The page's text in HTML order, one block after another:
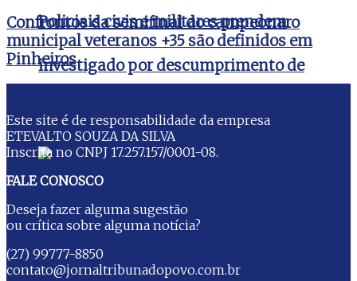
Policiais civis e militares prendem
investigado por descumprimento de
medida protetiva em Vila Valério
Manu visita obras de drenagem e
Confrontos da semifinal do campeonaro
municipal veteranos +35 são definidos em
Pinheiros
Este site é de responsabilidade da empresa
ETEVALTO SOUZA DA SILVA
Inscrita no CNPJ 17.257.157/0001-08.
FALE CONOSCO
Deseja fazer alguma sugestão
ou crítica sobre alguma notícia?
(27) 99777-8850
contato@jornaltribunadopovo.com.br